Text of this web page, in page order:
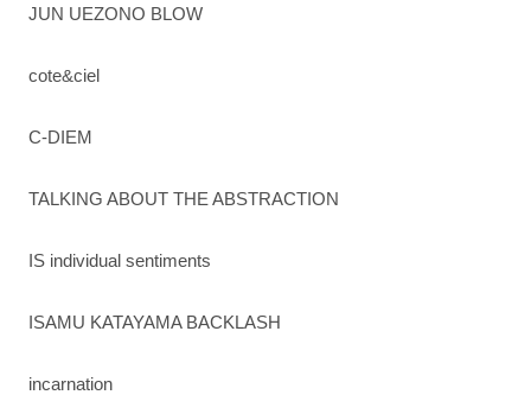
JUN UEZONO BLOW
cote&ciel
C-DIEM
TALKING ABOUT THE ABSTRACTION
IS individual sentiments
ISAMU KATAYAMA BACKLASH
incarnation